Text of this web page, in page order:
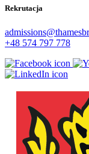
Rekrutacja
+48 574 797 778